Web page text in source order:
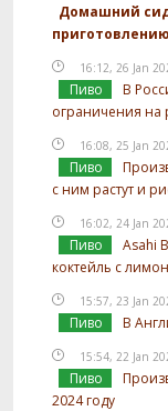
Домашний
приготовлению
16:12, 26 Jan
Пиво
В
ограничения на
16:08, 25 Jan
Пиво
с ним растут и
16:02, 24 Jan
Пиво
Asahi
коктейль с
15:57, 23 Jan
Пиво В
15:54, 22 Jan
Пиво
2024 году